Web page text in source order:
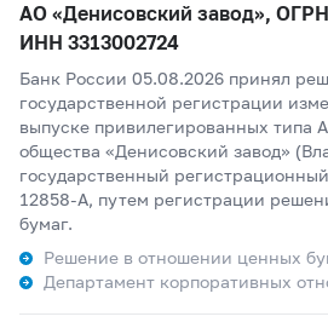
АО «Денисовский завод»,
ИНН 3313002724
Банк России 05.08.2026 принял
государственной регистрации
выпуске привилегированных типа
общества «Денисовский завод»
государственный
12858-А, путем регистрации
бумаг.
Решение в отношении ценных
Департамент корпоративных